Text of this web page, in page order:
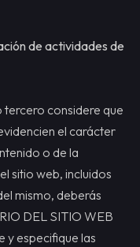
de actividades de
tercero considere que
el carácter
o de la
sitio web, incluidos
mismo, deberás
DEL SITIO WEB
y especifique las